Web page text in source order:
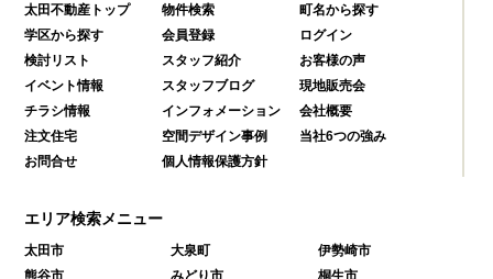
太田不動産トップ 物件検索
町名から探す
学区から探す
会員登録
ログイン
検討リスト
スタッフ紹介
お客様の声
イベント情報
スタッフブログ
現地販売会
チラシ情報
インフォメーション
会社概要
注文住宅
空間デザイン事例
当社6つの強み
お問合せ
個人情報保護方針
エリア検索メニュー
太田市 大泉町
伊勢崎市
熊谷市
みどり市 桐生市